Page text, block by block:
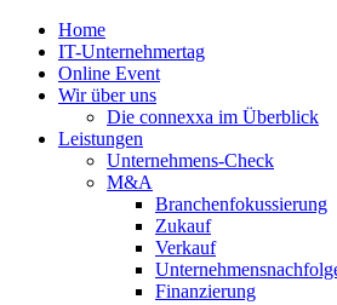
Home
IT-Unternehmertag
Online Event
Wir über uns
Die connexxa im Überblick
Leistungen
Unternehmens-Check
M&A
Branchenfokussierung
Zukauf
Verkauf
Finanzierung